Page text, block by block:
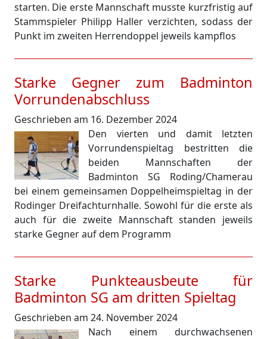
starten. Die erste Mannschaft musste kurzfristig auf
Stammspieler Philipp Haller verzichten, sodass der
Punkt im zweiten Herrendoppel jeweils kampflos
Starke Gegner zum Badminton
Vorrundenabschluss
Geschrieben am 16. Dezember 2024
Den vierten und damit letzten
Vorrundenspieltag bestritten die
beiden Mannschaften der
Badminton SG Roding/Chamerau
bei einem gemeinsamen Doppelheimspieltag in der
Rodinger Dreifachturnhalle. Sowohl für die erste als
auch für die zweite Mannschaft standen jeweils
starke Gegner auf dem Programm
Starke Punkteausbeute für
Badminton SG am dritten Spieltag
Geschrieben am 24. November 2024
Nach einem durchwachsenen